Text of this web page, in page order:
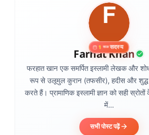
1 सालसदस्य
Farhat Khan
फरहात खान एक समर्पित इस्लामी लेखक और
रूप से उलूमुल कुरान (तफसीर), हदीस और शुद्ध
करते हैं। प्रामाणिक इस्लामी ज्ञान को सही
में...
सभी पोस्ट पढ़ें